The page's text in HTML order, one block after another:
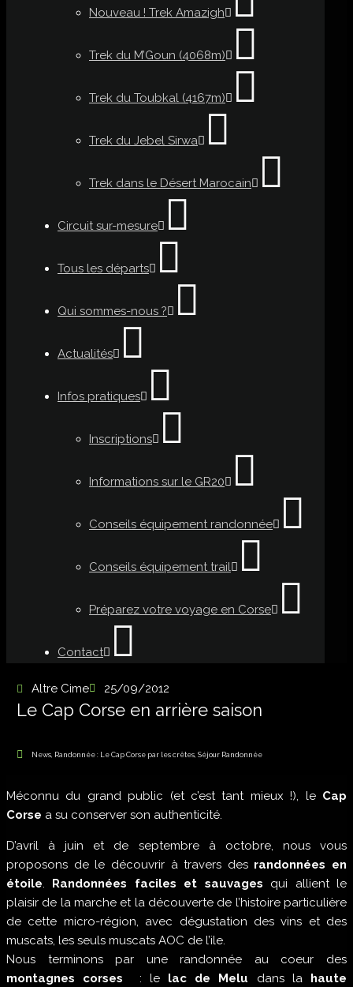
Nouveau ! Trek Amazigh
Trek du M’Goun (4068m)
Trek du Toubkal (4167m)
Trek du Jebel Sirwa
Trek dans le Désert Marocain
Circuit sur-mesure
Tous les départs
Qui sommes-nous ?
Actualités
Infos pratiques
Inscriptions
Informations sur le GR20
Conseils équipement randonnée
Conseils équipement trail
Préparez votre voyage en Corse
Contact
Altre Cime 25/09/2012
Le Cap Corse en arrière saison
News, Randonnée : Le Cap Corse par les crêtes, Séjour Randonnée
Méconnu du grand public (et c’est tant mieux !), le Cap
Corse a su conserver son authenticité.
D’avril à juin et de septembre à octobre, nous vous
proposons de le découvrir à travers des randonnées en
étoile. Randonnées faciles et sauvages qui allient le
plaisir de la marche et la découverte de l’histoire particulière
de cette micro-région, avec dégustation des vins et des
muscats, les seuls muscats AOC de l’ile.
Nous terminons par une randonnée au coeur des
montagnes corses : le lac de Melu dans la haute